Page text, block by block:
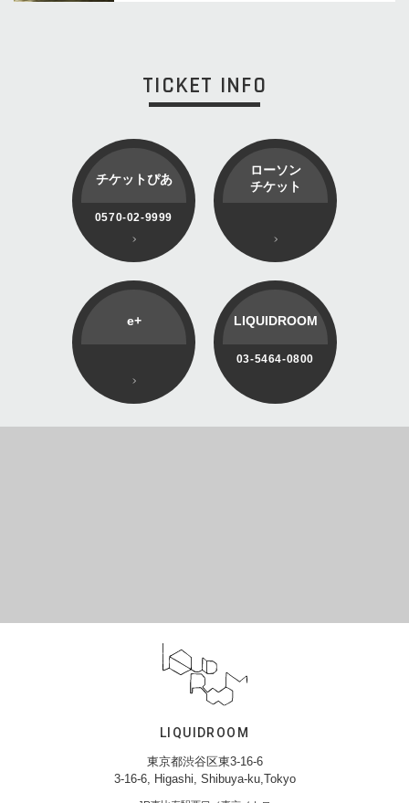
TICKET INFO
チケットぴあ
0570-02-9999
ローソン
チケット
e+ LIQUIDROOM
03-5464-0800
LIQUIDROOM
東京都渋谷区東3-16-6
3-16-6, Higashi, Shibuya-ku,Tokyo